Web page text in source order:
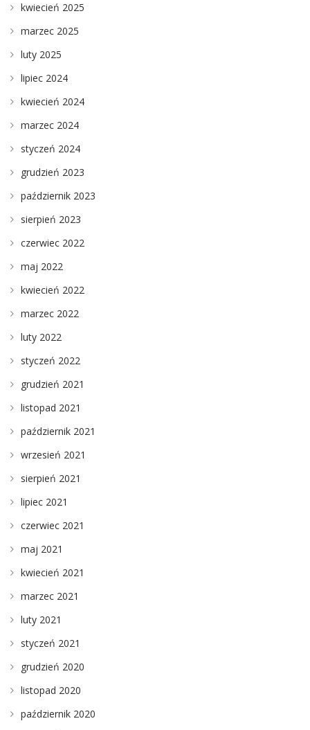
kwiecień 2025
marzec 2025
luty 2025
lipiec 2024
kwiecień 2024
marzec 2024
styczeń 2024
grudzień 2023
październik 2023
sierpień 2023
czerwiec 2022
maj 2022
kwiecień 2022
marzec 2022
luty 2022
styczeń 2022
grudzień 2021
listopad 2021
październik 2021
wrzesień 2021
sierpień 2021
lipiec 2021
czerwiec 2021
maj 2021
kwiecień 2021
marzec 2021
luty 2021
styczeń 2021
grudzień 2020
listopad 2020
październik 2020